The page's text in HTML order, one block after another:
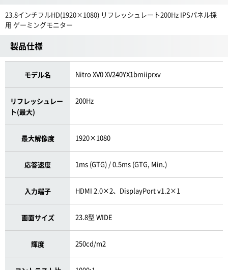
23.8インチフルHD(1920×1080) リフレッシュレート200Hz IPSパネル採
用 ゲーミングモニター
製品仕様
モデル名 Nitro XV0 XV240YX1bmiiprxv
リフレッシュレー
ト(最大)
200Hz
最大解像度 1920×1080
応答速度 1ms (GTG) / 0.5ms (GTG, Min.)
入力端子 HDMI 2.0×2、DisplayPort v1.2×1
画面サイズ 23.8型 WIDE
輝度 250cd/m2